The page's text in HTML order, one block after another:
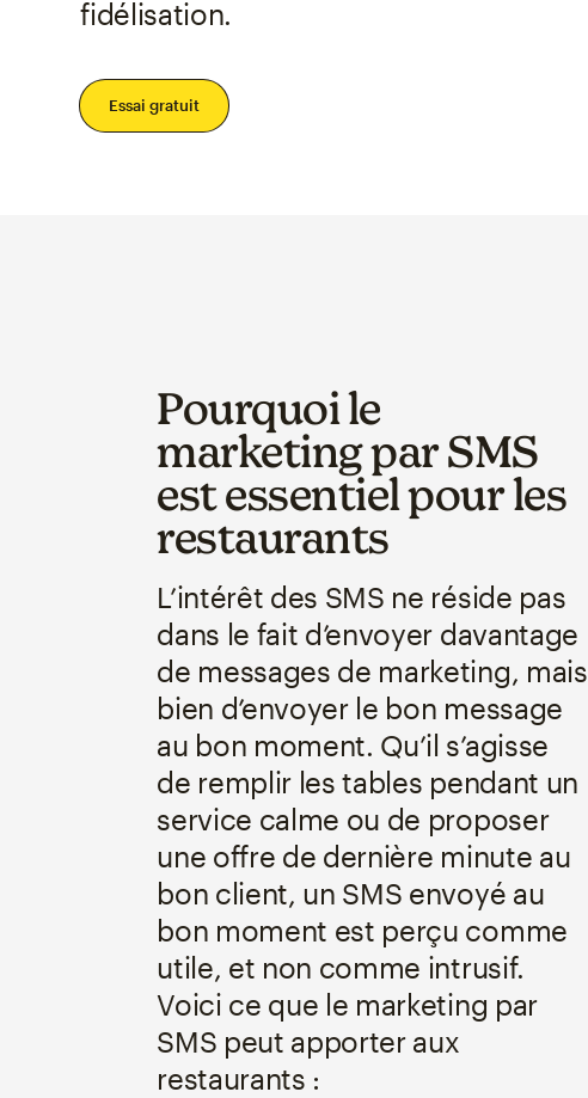
fidélisation.
Essai gratuit
Pourquoi le
marketing par SMS
est essentiel pour les
restaurants
L’intérêt des SMS ne réside pas
dans le fait d’envoyer davantage
de messages de marketing, mais
bien d’envoyer le bon message
au bon moment. Qu’il s’agisse
de remplir les tables pendant un
service calme ou de proposer
une offre de dernière minute au
bon client, un SMS envoyé au
bon moment est perçu comme
utile, et non comme intrusif.
Voici ce que le marketing par
SMS peut apporter aux
restaurants :